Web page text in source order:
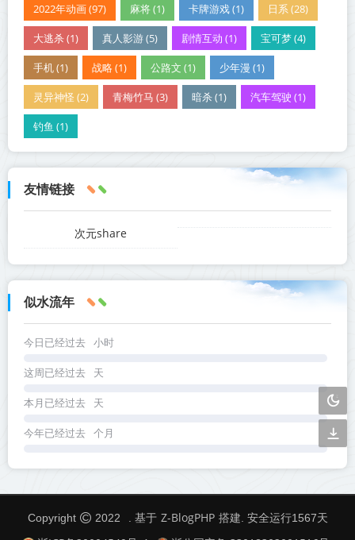
2022年动画 (97) 麻将 (1) 卡牌游戏 (1) 日系 (28)
大逃杀 (1) 真人影游 (5) 剧情互动 (1) 宝可梦 (4)
手机 (1) 战略 (1) 公路文 (1) 少年漫 (1)
灵异神怪 (2) 青梅竹马 (3) 暗杀 (1) 汽车驾驶 (1)
钓鱼 (1)
友情链接
次元share
似水流年
今日已经过去 小时
这周已经过去 天
本月已经过去 天
今年已经过去 个月
Copyright 2022 . 基于 Z-BlogPHP 搭建. 安全运行1567天